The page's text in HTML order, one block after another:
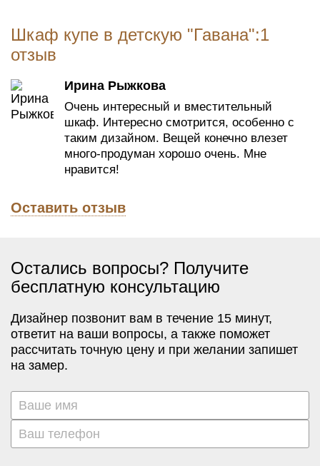
Шкаф купе в детскую "Гавана":1
отзыв
Ирина Рыжкова
Очень интересный и вместительный
шкаф. Интересно смотрится, особенно с
таким дизайном. Вещей конечно влезет
много-продуман хорошо очень. Мне
нравится!
Оставить отзыв
Остались вопросы? Получите
бесплатную консультацию
Дизайнер позвонит вам в течение 15 минут,
ответит на ваши вопросы, а также поможет
рассчитать точную цену и при желании запишет
на замер.